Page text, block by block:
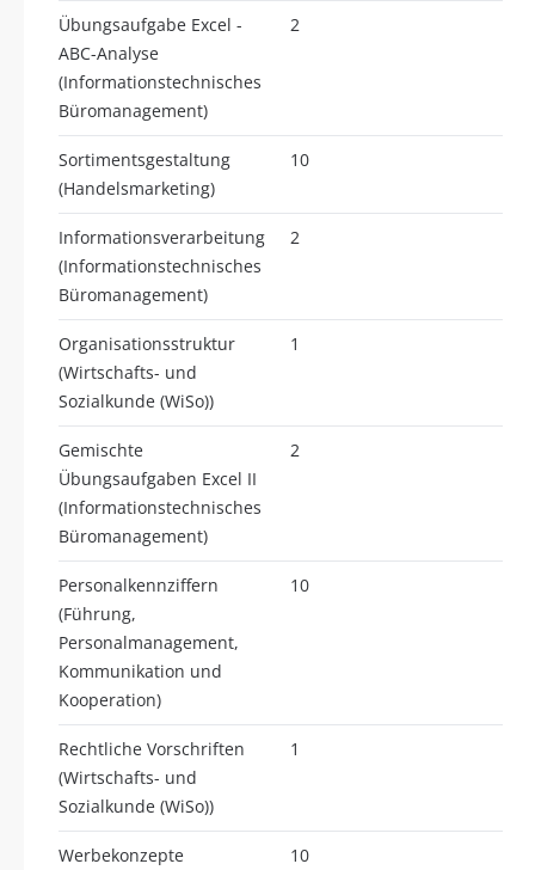
Übungsaufgabe Excel -
ABC-Analyse
(Informationstechnisches
Büromanagement)
2
Sortimentsgestaltung
(Handelsmarketing)
10
Informationsverarbeitung
(Informationstechnisches
Büromanagement)
2
Organisationsstruktur
(Wirtschafts- und
Sozialkunde (WiSo))
1
Gemischte
Übungsaufgaben Excel II
(Informationstechnisches
Büromanagement)
2
Personalkennziffern
(Führung,
Personalmanagement,
Kommunikation und
Kooperation)
10
Rechtliche Vorschriften
(Wirtschafts- und
Sozialkunde (WiSo))
1
Werbekonzepte
10